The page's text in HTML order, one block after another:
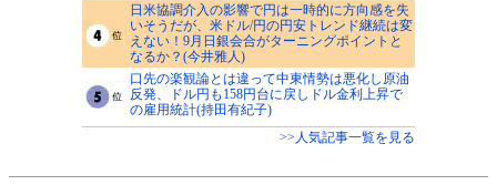
日米協調介入の影響で円は一時的に方向感を失
いそうだが、米ドル/円の円安トレンド継続は変
えない！9月日銀会合がターニングポイントと
なるか？(今井雅人)
口先の楽観論とは違って中東情勢は悪化し原油
反発、ドル円も158円台に戻しドル金利上昇で
の雇用統計(持田有紀子)
>>人気記事一覧を見る